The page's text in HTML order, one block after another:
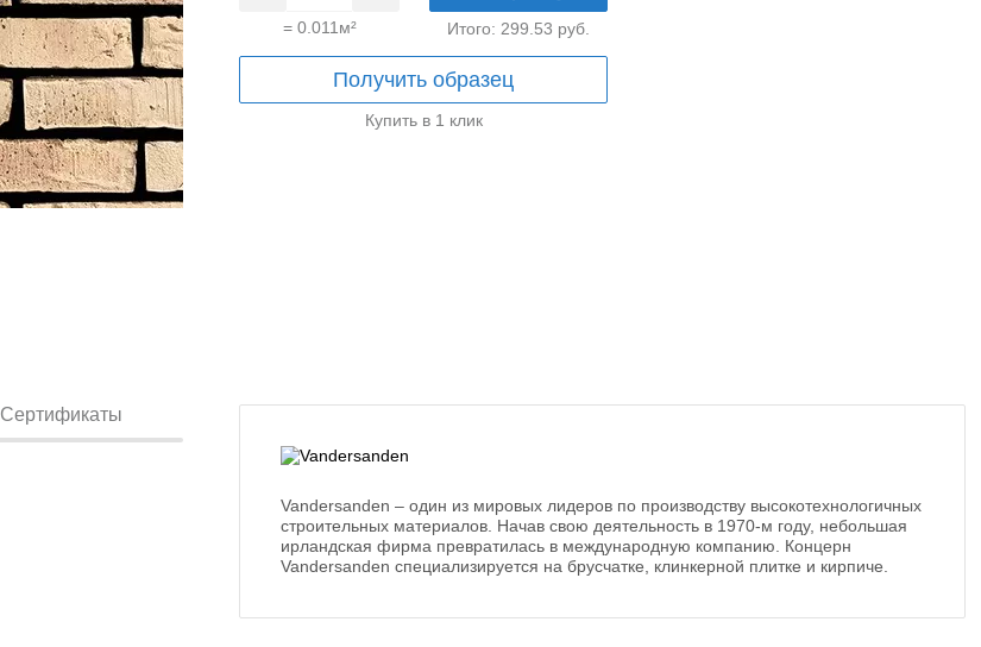
= 0.011 м² Итого: 299.53 руб.
Получить образец
Купить в 1 клик
Сертификаты
Vandersanden – один из мировых лидеров по производству высокотехнологичных
строительных материалов. Начав свою деятельность в 1970-м году, небольшая
ирландская фирма превратилась в международную компанию. Концерн
Vandersanden специализируется на брусчатке, клинкерной плитке и кирпиче.